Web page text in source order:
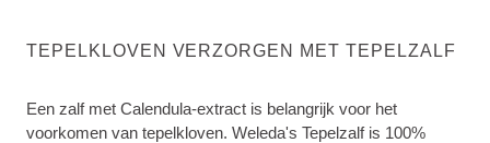
TEPELKLOVEN VERZORGEN MET TEPELZALF
Een zalf met Calendula-extract is belangrijk voor het
voorkomen van tepelkloven. Weleda's Tepelzalf is 100%